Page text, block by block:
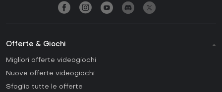
Offerte & Giochi
Migliori offerte videogiochi
Nuove offerte videogiochi
Sfoglia tutte le offerte